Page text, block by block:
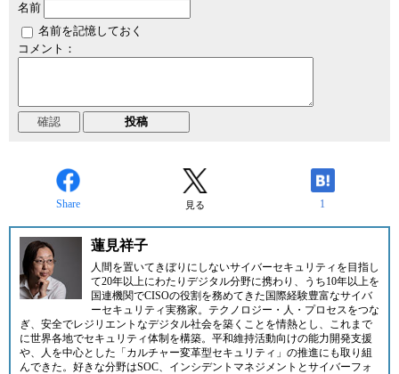
名前
名前を記憶しておく
コメント：
Share 見る 1
蓮見祥子
人間を置いてきぼりにしないサイバーセキュリティを目指し
て20年以上にわたりデジタル分野に携わり、うち10年以上を
国連機関でCISOの役割を務めてきた国際経験豊富なサイバ
ーセキュリティ実務家。テクノロジー・人・プロセスをつな
ぎ、安全でレジリエントなデジタル社会を築くことを情熱とし、これまで
に世界各地でセキュリティ体制を構築。平和維持活動向けの能力開発支援
や、人を中心とした「カルチャー変革型セキュリティ」の推進にも取り組
んできた。好きな分野はSOC、インシデントマネジメントとサイバーフォ